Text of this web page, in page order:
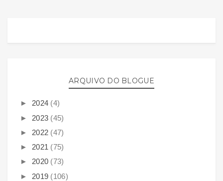
ARQUIVO DO BLOGUE
► 2024 (4)
► 2023 (45)
► 2022 (47)
► 2021 (75)
► 2020 (73)
► 2019 (106)